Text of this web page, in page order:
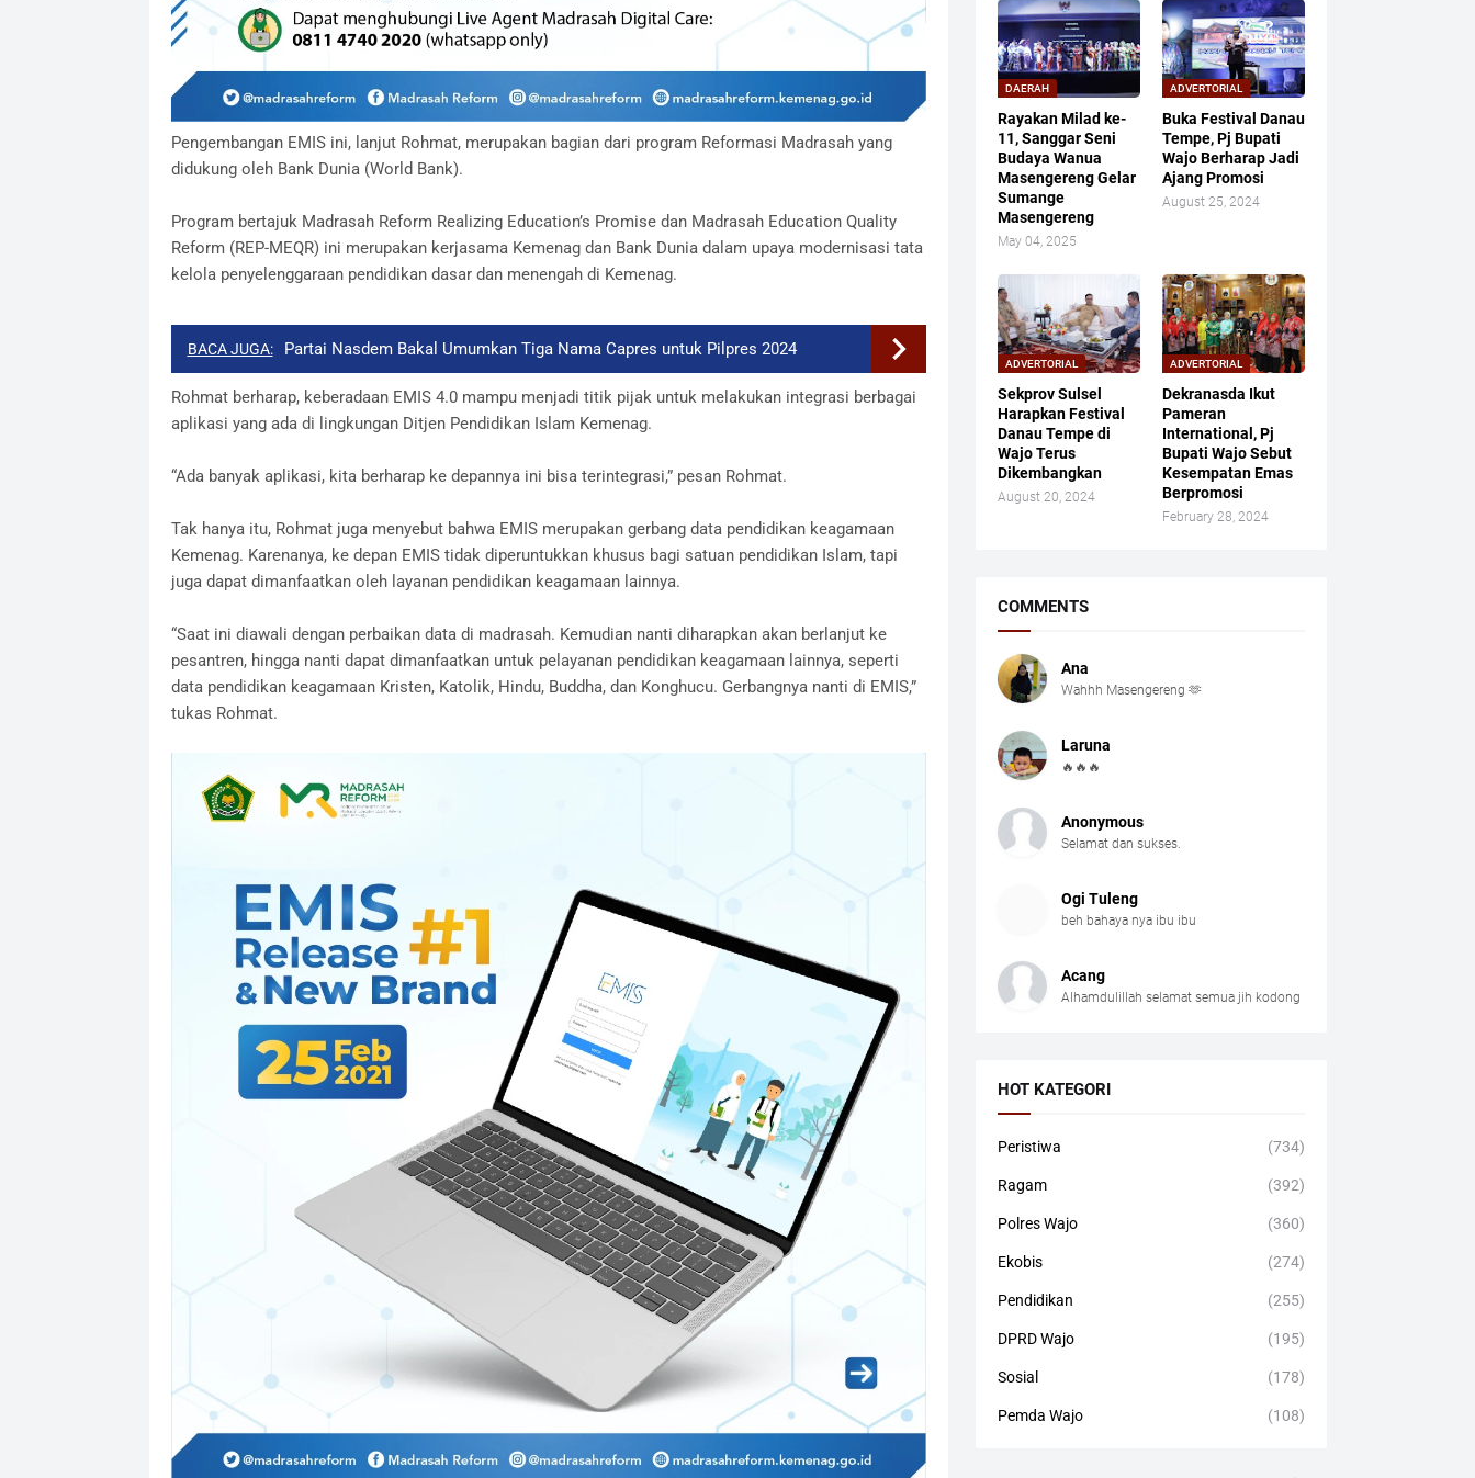
Pengembangan EMIS ini, lanjut Rohmat, merupakan bagian dari program Reformasi Madrasah yang
didukung oleh Bank Dunia (World Bank).
Program bertajuk Madrasah Reform Realizing Education’s Promise dan Madrasah Education Quality
Reform (REP-MEQR) ini merupakan kerjasama Kemenag dan Bank Dunia dalam upaya modernisasi tata
kelola penyelenggaraan pendidikan dasar dan menengah di Kemenag.
BACA JUGA: Partai Nasdem Bakal Umumkan Tiga Nama Capres untuk Pilpres 2024
Rohmat berharap, keberadaan EMIS 4.0 mampu menjadi titik pijak untuk melakukan integrasi berbagai
aplikasi yang ada di lingkungan Ditjen Pendidikan Islam Kemenag.
“Ada banyak aplikasi, kita berharap ke depannya ini bisa terintegrasi,” pesan Rohmat.
Tak hanya itu, Rohmat juga menyebut bahwa EMIS merupakan gerbang data pendidikan keagamaan
Kemenag. Karenanya, ke depan EMIS tidak diperuntukkan khusus bagi satuan pendidikan Islam, tapi
juga dapat dimanfaatkan oleh layanan pendidikan keagamaan lainnya.
“Saat ini diawali dengan perbaikan data di madrasah. Kemudian nanti diharapkan akan berlanjut ke
pesantren, hingga nanti dapat dimanfaatkan untuk pelayanan pendidikan keagamaan lainnya, seperti
data pendidikan keagamaan Kristen, Katolik, Hindu, Buddha, dan Konghucu. Gerbangnya nanti di EMIS,”
tukas Rohmat.
DAERAH
Rayakan Milad ke-
11, Sanggar Seni
Budaya Wanua
Masengereng Gelar
Sumange
Masengereng
May 04, 2025
ADVERTORIAL
Buka Festival Danau
Tempe, Pj Bupati
Wajo Berharap Jadi
Ajang Promosi
August 25, 2024
ADVERTORIAL
Sekprov Sulsel
Harapkan Festival
Danau Tempe di
Wajo Terus
Dikembangkan
August 20, 2024
ADVERTORIAL
Dekranasda Ikut
Pameran
International, Pj
Bupati Wajo Sebut
Kesempatan Emas
Berpromosi
February 28, 2024
COMMENTS
Ana
Wahhh Masengereng 🫶
Laruna
🔥🔥🔥
Anonymous
Selamat dan sukses.
Ogi Tuleng
beh bahaya nya ibu ibu
Acang
Alhamdulillah selamat semua jih kodong
HOT KATEGORI
Peristiwa (734)
Ragam (392)
Polres Wajo (360)
Ekobis (274)
Pendidikan (255)
DPRD Wajo (195)
Sosial (178)
Pemda Wajo (108)